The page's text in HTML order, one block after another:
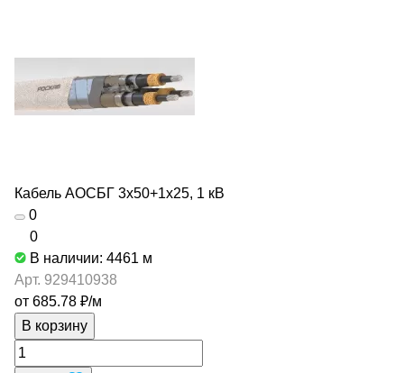
Кабель АОСБГ 3х50+1х25, 1 кВ
0
0
В наличии: 4461 м
Арт. 929410938
от 685.78 ₽/м
В корзину